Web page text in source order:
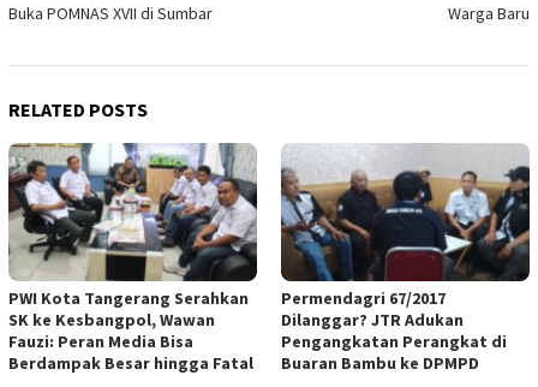
Buka POMNAS XVII di Sumbar
Warga Baru
RELATED POSTS
PWI Kota Tangerang Serahkan
SK ke Kesbangpol, Wawan
Fauzi: Peran Media Bisa
Berdampak Besar hingga Fatal
Permendagri 67/2017
Dilanggar? JTR Adukan
Pengangkatan Perangkat di
Buaran Bambu ke DPMPD